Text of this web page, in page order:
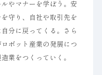
やマナーを学ぼう。安
守り、自社や取引先を
分に戻ってくる。さら
ボット産業の発展につ
業をつくっていく。